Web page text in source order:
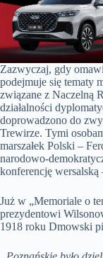
Zazwyczaj, gdy
podejmuje się tematy
związane z Naczelną
działalności
doprowadzono do
Trewirze. Tymi
marszałek Polski –
narodowo-
konferencję
Już w „Memoriale o
prezydentowi
1918 roku Dmowski